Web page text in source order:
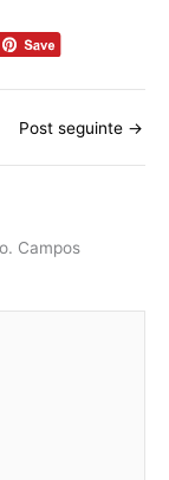
Post seguinte →
Campos